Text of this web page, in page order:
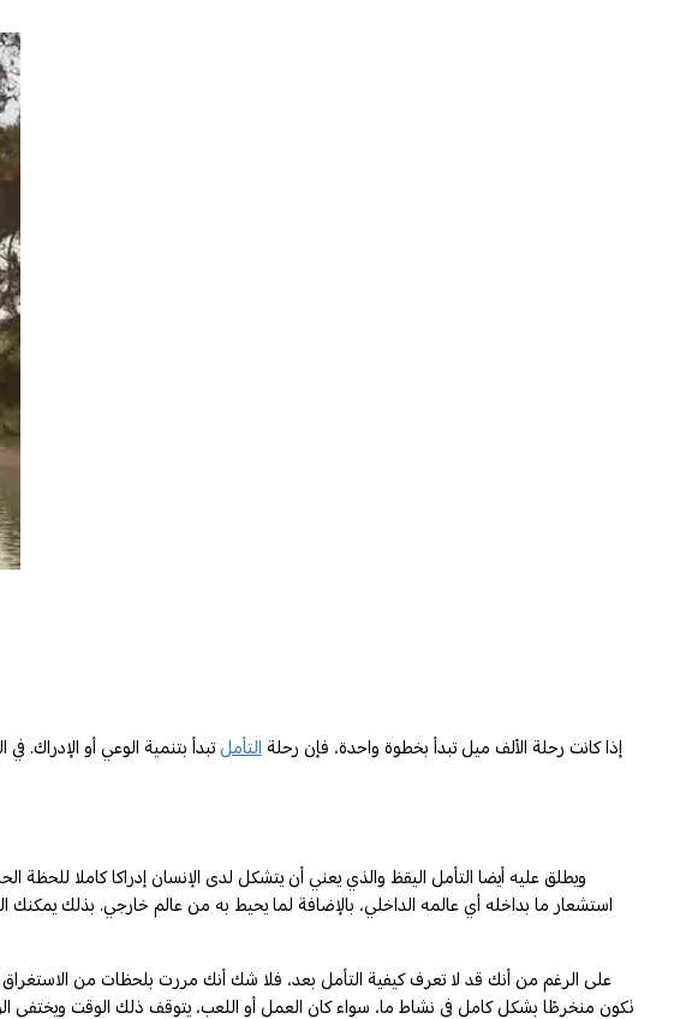
إذا كانت رحلة الألف ميل تبدأ بخطوة واحدة، فإن رحلة التأمل تبدأ بتنمية الوعي أو
ويطلق عليه أيضا التأمل اليقظ والذي يعني أن يتشكل لدى الإنسان إدراكا كاملا
استشعار ما بداخله أي عالمه الداخلي، بالإضافة لما يحيط به من عالم خارجي. بذلك
على الرغم من أنك قد لا تعرف كيفية التأمل بعد، فلا شك أنك مررت بلحظات من الاستغراق
تكون منخرطًا بشكل كامل في نشاط ما، سواء كان العمل أو اللعب، يتوقف ذلك الوقت ويختفي